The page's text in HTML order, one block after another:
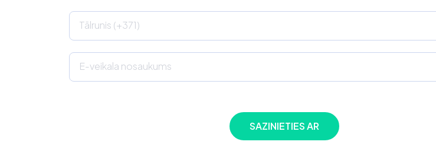
Tālrunis (+371)
E-veikala nosaukums